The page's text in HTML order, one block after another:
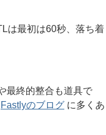
は最初は60秒、落ち着
最終的整合も道具で
Fastlyのブログ に多くあ